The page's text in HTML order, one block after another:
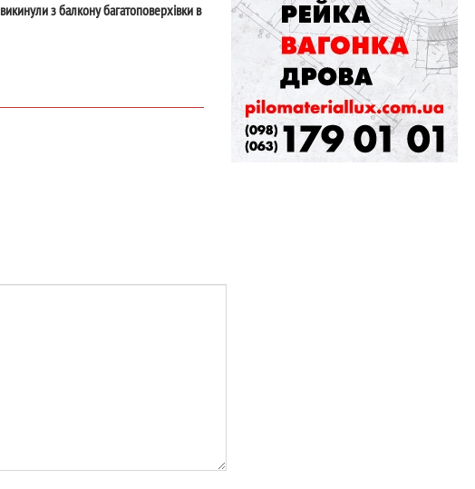
викинули з балкону багатоповерхівки в